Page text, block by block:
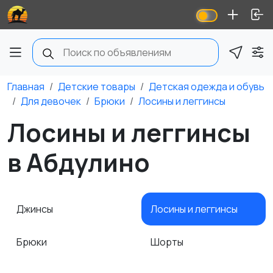
Главная Детские товары
Детская одежда и обувь
Для девочек
Брюки Лосины и леггинсы
Лосины и леггинсы
в Абдулино
Джинсы
Брюки
Лосины и леггинсы
Шорты